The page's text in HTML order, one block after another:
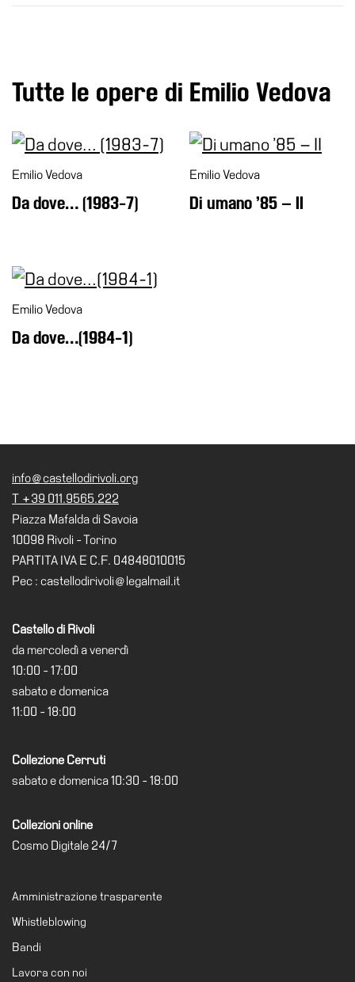
Sostieni
Tutte le opere di Emilio Vedova
Emilio Vedova
Da dove… (1983-7)
Emilio Vedova
Di umano ’85 – II
Emilio Vedova
Da dove…(1984-1)
info@castellodirivoli.org
T +39 011.9565.222
Piazza Mafalda di Savoia
10098 Rivoli - Torino
PARTITA IVA E C.F. 04848010015
Pec : castellodirivoli@legalmail.it
Castello di Rivoli
da mercoledì a venerdì
10:00 - 17:00
sabato e domenica
11:00 - 18:00
Collezione Cerruti
sabato e domenica 10:30 - 18:00
Collezioni online
Cosmo Digitale 24/7
Amministrazione trasparente
Whistleblowing
Bandi
Lavora con noi